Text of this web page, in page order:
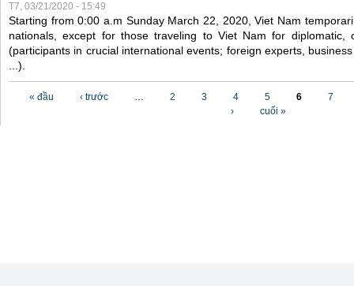
T7, 03/21/2020 - 15:49
Starting from 0:00 a.m Sunday March 22, 2020, Viet Nam
nationals, except for those traveling to Viet Nam for diplomatic,
(participants in crucial international events; foreign experts,
...).
Các trang
« đầu ‹ trước … 2 3 4 5 6
7
›
cuối »